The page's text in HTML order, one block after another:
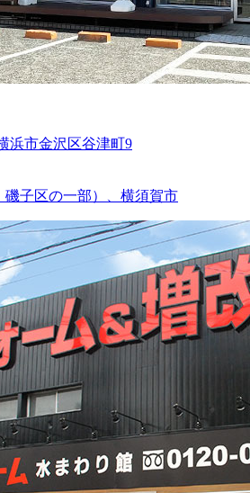
浜市金沢区谷津町9
磯子区の一部）、横須賀市